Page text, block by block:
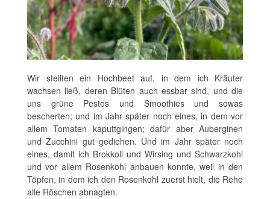
Wir stellten ein Hochbeet auf, in dem ich Kräuter
wachsen ließ, deren Blüten auch essbar sind, und die
uns grüne Pestos und Smoothies und sowas
bescherten; und im Jahr später noch eines, in dem vor
allem Tomaten kaputtgingen; dafür aber Auberginen
und Zucchini gut gediehen. Und im Jahr später noch
eines, damit ich Brokkoli und Wirsing und Schwarzkohl
und vor allem Rosenkohl anbauen konnte, weil in den
Töpfen, in dem ich den Rosenkohl zuerst hielt, die Rehe
alle Röschen abnagten.